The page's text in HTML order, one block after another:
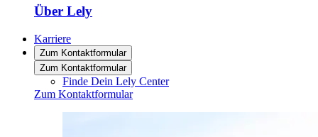
Über Lely
Karriere
Zum Kontaktformular
Zum Kontaktformular
Finde Dein Lely Center
Zum Kontaktformular